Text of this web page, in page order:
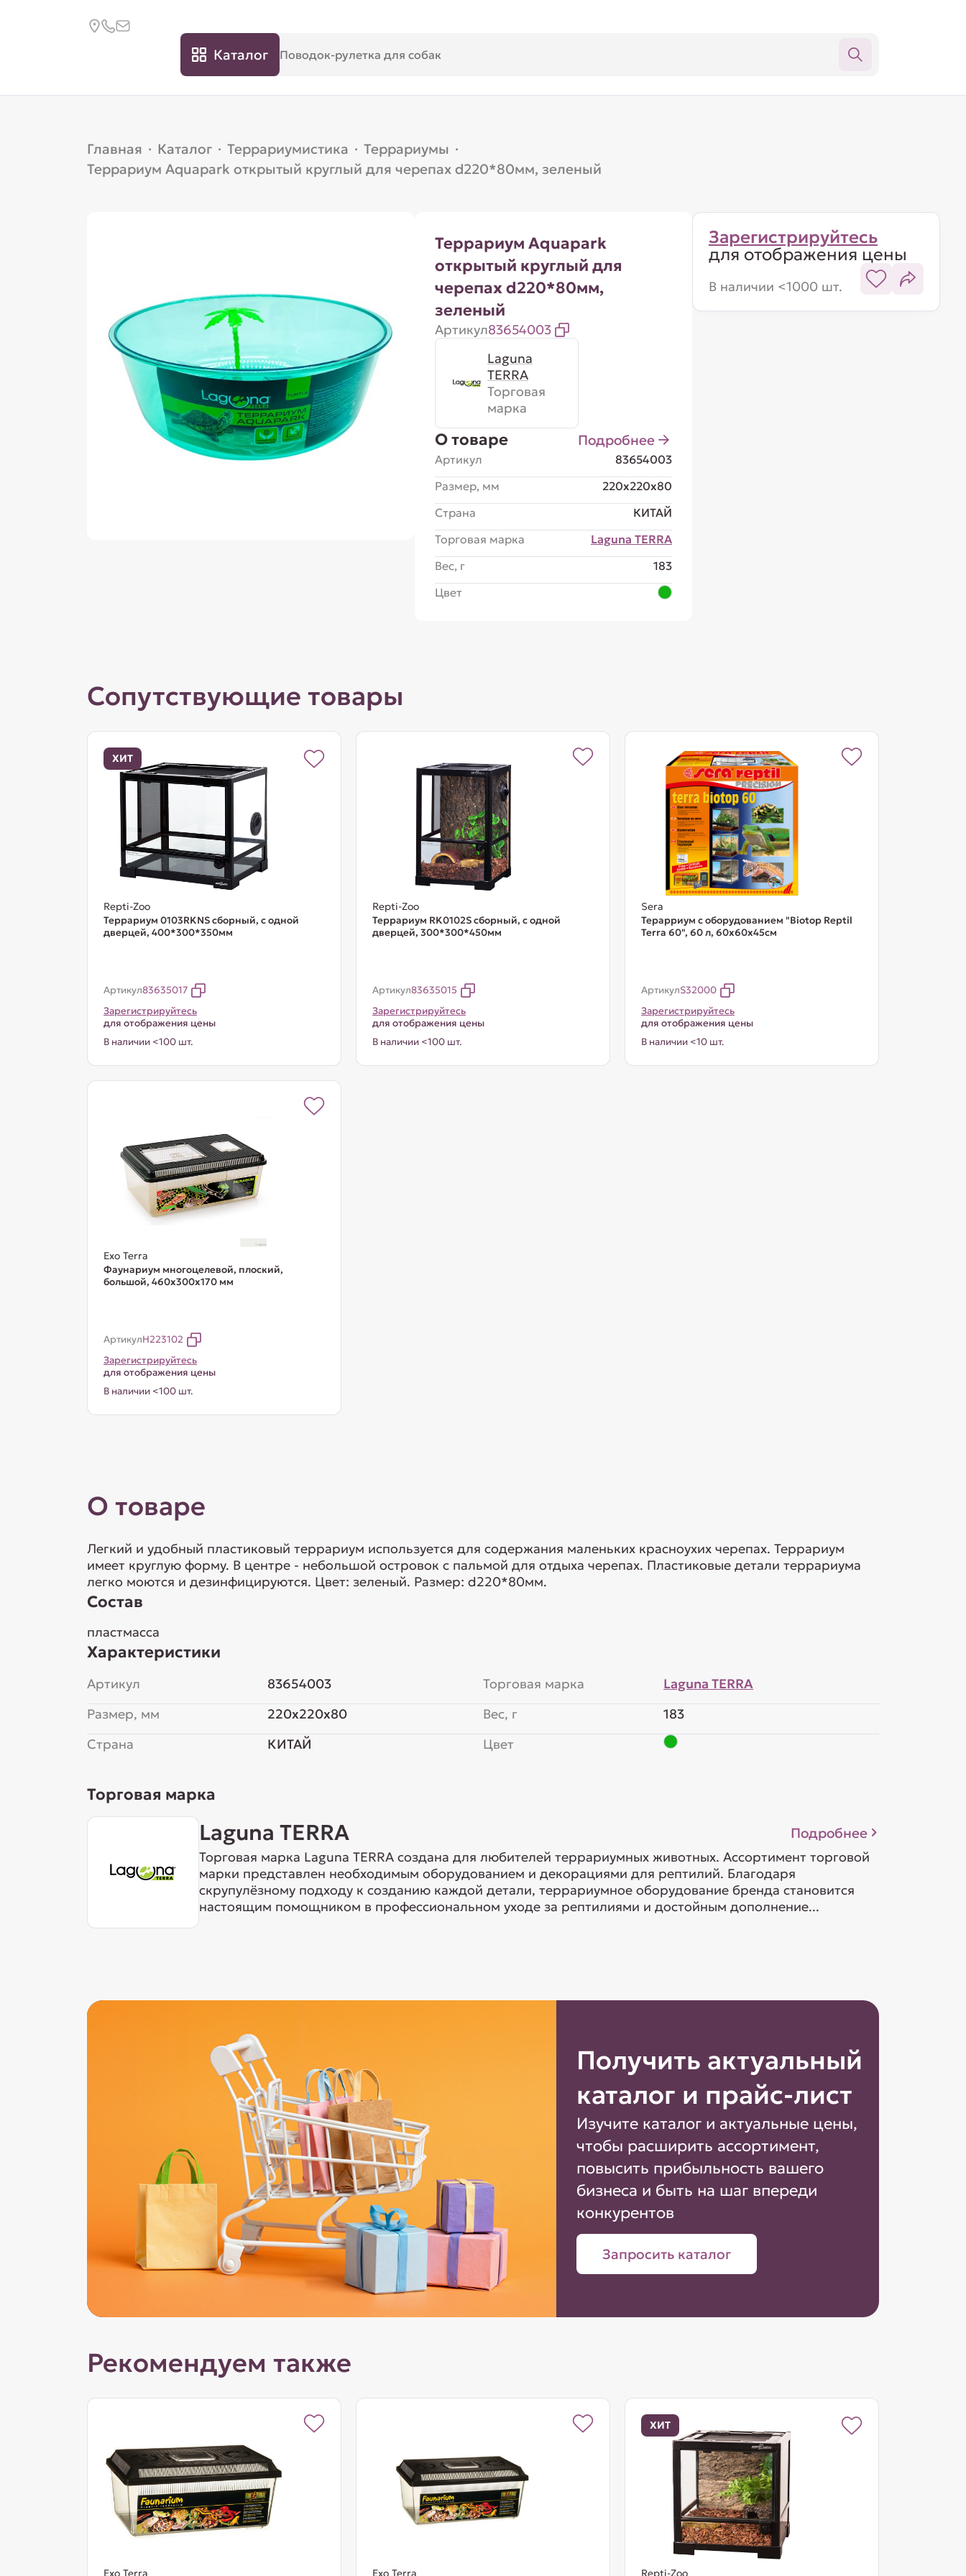
Каталог
Главная · Каталог · Террариумистика · Террариумы ·
Террариум Aquapark открытый круглый для черепах d220*80мм, зеленый
Террариум Aquapark
открытый круглый для
черепах d220*80мм,
зеленый
Артикул83654003
Laguna
TERRA
Торговая
марка
О товаре Подробнее
Артикул
83654003
Размер, мм
220x220x80
Страна
КИТАЙ
Торговая марка
Laguna TERRA
Вес, г
183
Цвет
Зарегистрируйтесь
для отображения цены
В наличии <1000 шт.
Сопутствующие товары
ХИТ
Repti-Zoo
Террариум 0103RKNS сборный, с одной
дверцей, 400*300*350мм
Артикул83635017
Зарегистрируйтесь
для отображения цены
В наличии <100 шт.
Repti-Zoo
Террариум RK0102S сборный, с одной
дверцей, 300*300*450мм
Артикул83635015
Зарегистрируйтесь
для отображения цены
В наличии <100 шт.
Sera
Терарриум с оборудованием "Biotop Reptil
Terra 60", 60 л, 60x60x45cм
АртикулS32000
Зарегистрируйтесь
для отображения цены
В наличии <10 шт.
Exo Terra
Фаунариум многоцелевой, плоский,
большой, 460х300х170 мм
АртикулH223102
Зарегистрируйтесь
для отображения цены
В наличии <100 шт.
О товаре
Легкий и удобный пластиковый террариум используется для содержания маленьких красноухих черепах. Террариум
имеет круглую форму. В центре - небольшой островок с пальмой для отдыха черепах. Пластиковые детали террариума
легко моются и дезинфицируются. Цвет: зеленый. Размер: d220*80мм.
Состав
пластмасса
Характеристики
Артикул
83654003
Размер, мм
220x220x80
Страна
КИТАЙ
Торговая марка
Laguna TERRA
Вес, г
183
Цвет
Торговая марка
Laguna TERRA Подробнее
Торговая марка Laguna TERRA создана для любителей террариумных животных. Ассортимент торговой
марки представлен необходимым оборудованием и декорациями для рептилий. Благодаря
скрупулёзному подходу к созданию каждой детали, террариумное оборудование бренда становится
настоящим помощником в профессиональном уходе за рептилиями и достойным дополнение...
Получить актуальный
каталог и прайс-лист
Изучите каталог и актуальные цены,
чтобы расширить ассортимент,
повысить прибыльность вашего
бизнеса и быть на шаг впереди
конкурентов
Запросить каталог
Рекомендуем также
Exo Terra Exo Terra
ХИТ
Repti-Zoo